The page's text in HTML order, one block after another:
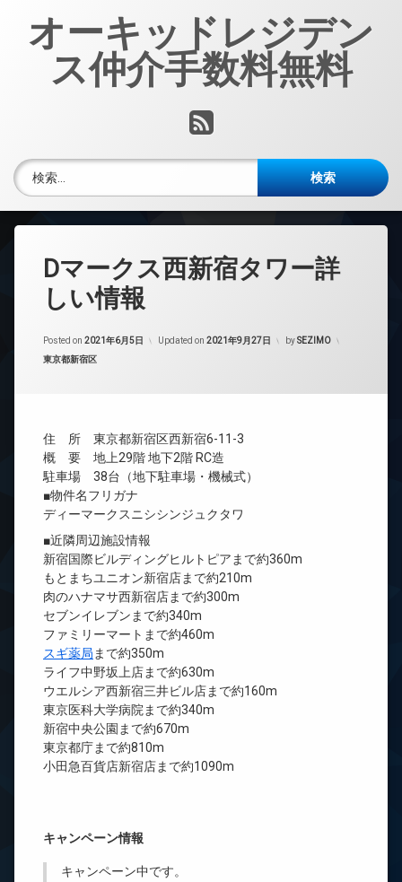
オーキッドレジデン
ス仲介手数料無料
RSS
検索:
Dマークス西新宿タワー詳
しい情報
Posted on 2021年6月5日 Updated on 2021年9月27日 bySEZIMO
カテゴリー:
東京都新宿区
住 所 東京都新宿区西新宿6-11-3
概 要 地上29階 地下2階 RC造
駐車場 38台（地下駐車場・機械式）
■物件名フリガナ
ディーマークスニシシンジュクタワ
■近隣周辺施設情報
新宿国際ビルディングヒルトピアまで約360m
もとまちユニオン新宿店まで約210m
肉のハナマサ西新宿店まで約300m
セブンイレブンまで約340m
ファミリーマートまで約460m
スギ薬局 まで約350m
ライフ中野坂上店まで約630m
ウエルシア西新宿三井ビル店まで約160m
東京医科大学病院まで約340m
新宿中央公園まで約670m
東京都庁まで約810m
小田急百貨店新宿店まで約1090m
キャンペーン情報
キャンペーン中です。